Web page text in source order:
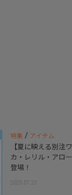
特集 / アイテム
【夏に映える別注
カ・レリル・アロ
登場！
2026.07.23